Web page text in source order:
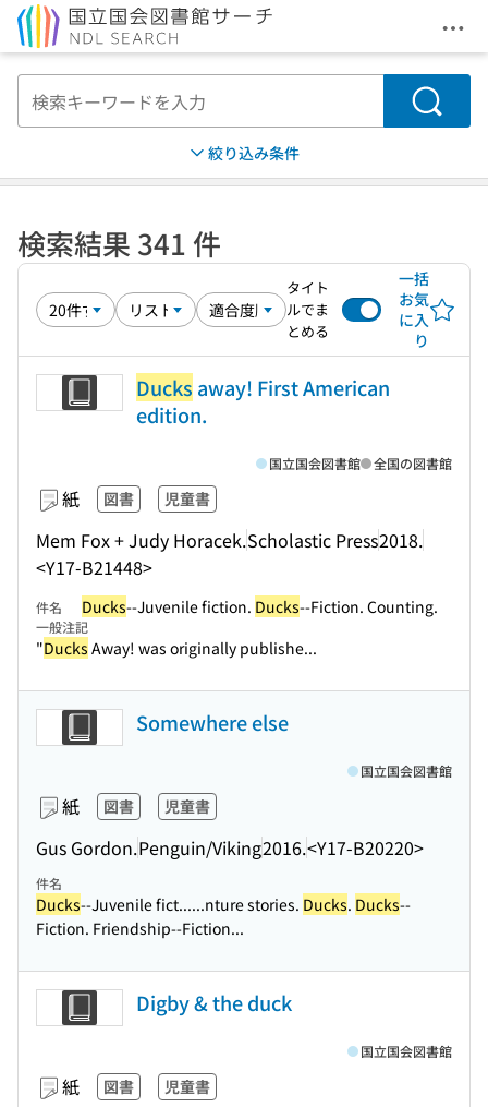
メ
検索
絞り込み条件
検索結果 341 件
タイト
ルでま
とめる
一括
お気
に入
り
Ducks away! First American
edition.
紙 図書 児童書
Mem Fox + Judy Horacek.Scholastic Press2018.
<Y17-B21448>
国立国会図書館 全国の図書館
件名 Ducks--Juvenile fiction. Ducks--Fiction. Counting.
一般注記
"Ducks Away! was originally publishe...
Somewhere else
紙 図書 児童書
Gus Gordon.Penguin/Viking2016.<Y17-B20220>
国立国会図書館
件名
Ducks--Juvenile fict......nture stories. Ducks. Ducks--
Fiction. Friendship--Fiction...
Digby & the duck
紙 図書 児童書
国立国会図書館